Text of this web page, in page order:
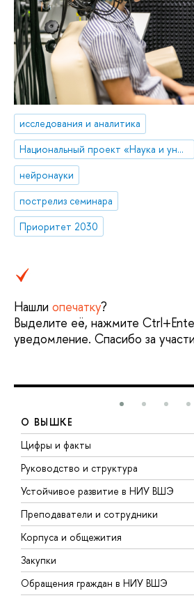
исследования и аналитика
Национальный проект «Наука и университеты»
нейронауки
пострелиз семинара
Приоритет 2030
Нашли опечатку?
Выделите её, нажмите
уведомление. Спасибо за
О ВЫШКЕ
Цифры и факты
Руководство и структура
Устойчивое развитие в НИУ ВШЭ
Преподаватели и сотрудники
Корпуса и общежития
Закупки
Обращения граждан в НИУ ВШЭ